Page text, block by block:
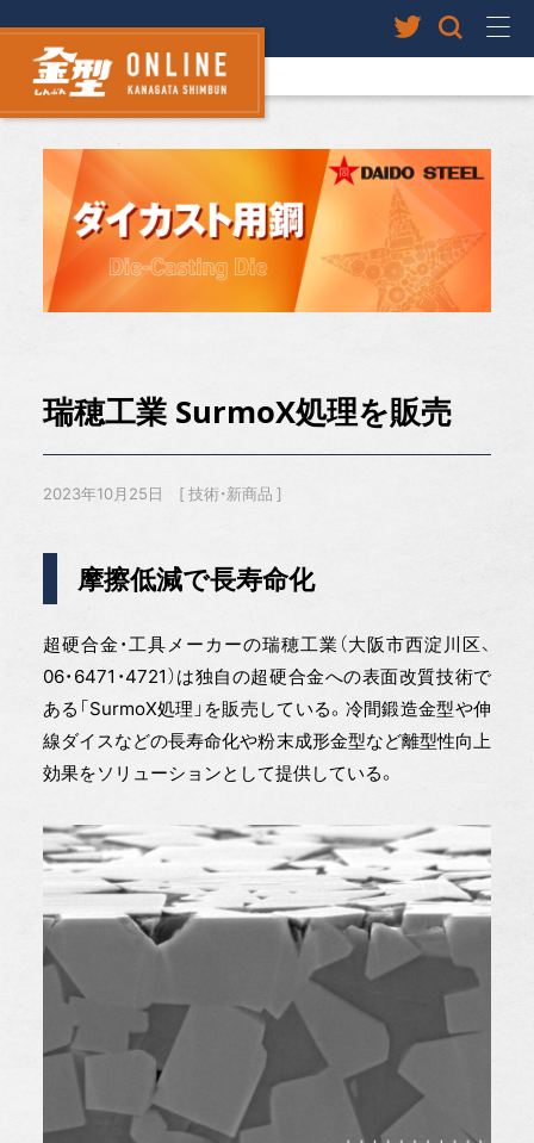
瑞穂工業 SurmoX処理を販売
2023年10月25日 技術・新商品
摩擦低減で長寿命化
超硬合金・工具メーカーの瑞穂工業（大阪市西淀川区、
06・6471・4721）は独自の超硬合金への表面改質技術で
ある「SurmoX処理」を販売している。冷間鍛造金型や伸
線ダイスなどの長寿命化や粉末成形金型など離型性向上
効果をソリューションとして提供している。